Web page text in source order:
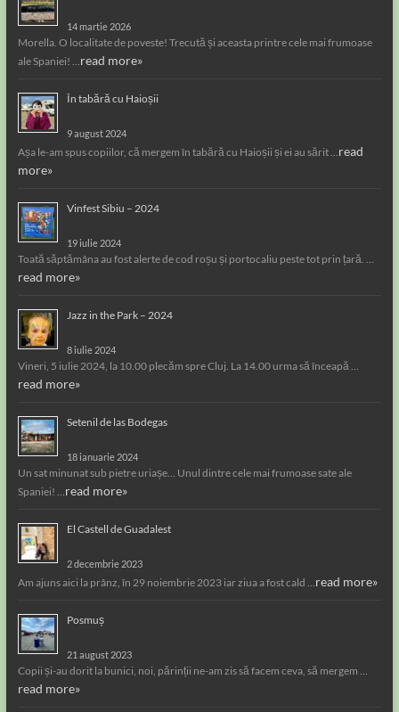
14 martie 2026
Morella. O localitate de poveste! Trecută și aceasta printre cele mai frumoase
ale Spaniei! …read more»
În tabără cu Haioșii
9 august 2024
Așa le-am spus copiilor, că mergem în tabără cu Haioșii și ei au sărit …read
more»
Vinfest Sibiu – 2024
19 iulie 2024
Toată săptămâna au fost alerte de cod roșu și portocaliu peste tot prin țară. …
read more»
Jazz in the Park – 2024
8 iulie 2024
Vineri, 5 iulie 2024, la 10.00 plecăm spre Cluj. La 14.00 urma să înceapă …
read more»
Setenil de las Bodegas
18 ianuarie 2024
Un sat minunat sub pietre uriașe… Unul dintre cele mai frumoase sate ale
Spaniei! …read more»
El Castell de Guadalest
2 decembrie 2023
Am ajuns aici la prânz, în 29 noiembrie 2023 iar ziua a fost cald …read more»
Posmuș
21 august 2023
Copii și-au dorit la bunici, noi, părinții ne-am zis să facem ceva, să mergem …
read more»